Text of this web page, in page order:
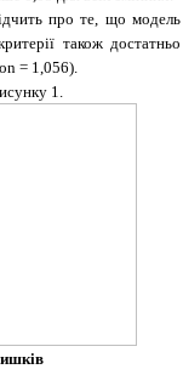
про те, що модель
також достатньо
= 1,056).
1.